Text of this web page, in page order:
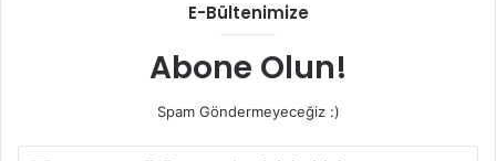
E-Bültenimize
Abone Olun!
Spam Göndermeyeceğiz :)